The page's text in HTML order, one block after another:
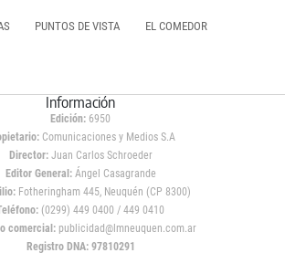
PUNTOS DE VISTA EL COMEDOR
Información
Edición: 6950
Comunicaciones y Medios S.A
Director: Juan Carlos Schroeder
Editor General:Ángel Casagrande
Fotheringham 445, Neuquén (CP 8300)
(0299) 449 0400 / 449 0410
comercial: publicidad@lmneuquen.com.ar
Registro DNA: 97810291